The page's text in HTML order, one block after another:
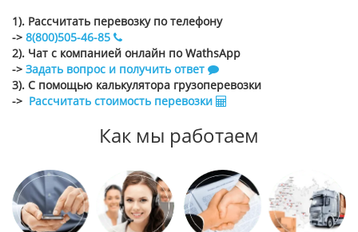
1). Рассчитать перевозку по телефону
-> 8(800)505-46-85
2). Чат с компанией онлайн по WathsApp
-> Задать вопрос и получить ответ
3). С помощью калькулятора грузоперевозки
-> Рассчитать стоимость перевозки
Как мы работаем